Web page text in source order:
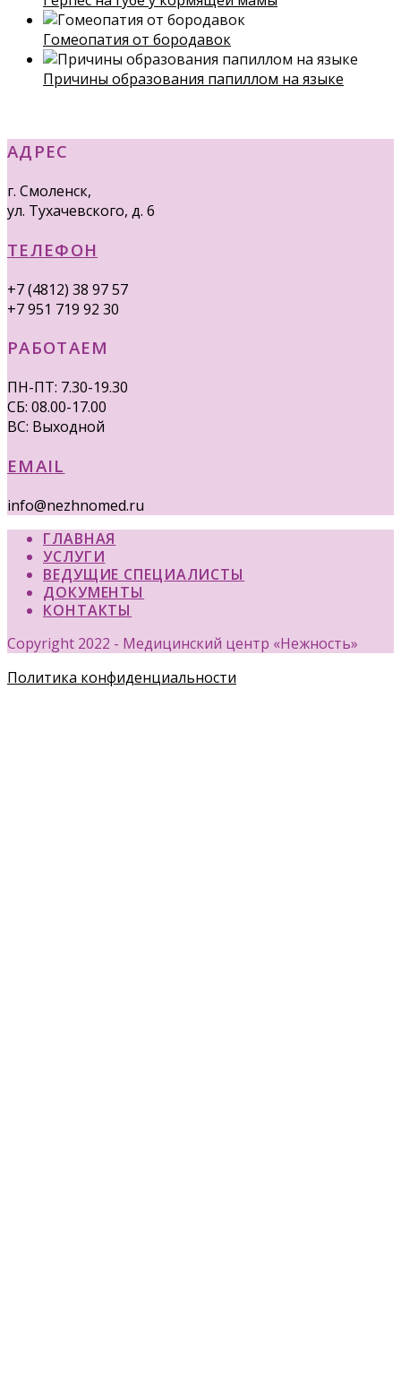
Гомеопатия от бородавок
Причины образования папиллом на языке
АДРЕС
г. Смоленск,
ул. Тухачевского, д. 6
ТЕЛЕФОН
+7 (4812) 38 97 57
+7 951 719 92 30
РАБОТАЕМ
ПН-ПТ: 7.30-19.30
СБ: 08.00-17.00
ВС: Выходной
EMAIL
info@nezhnomed.ru
ГЛАВНАЯ
УСЛУГИ
ВЕДУЩИЕ СПЕЦИАЛИСТЫ
ДОКУМЕНТЫ
КОНТАКТЫ
Copyright 2022 - Медицинский центр «Нежность»
Политика конфиденциальности